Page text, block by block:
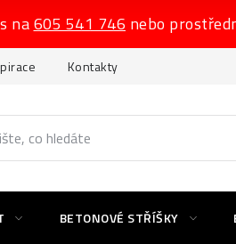
na605 541 746 nebo
Kontakty
BETONOVÉ STŘÍŠKY